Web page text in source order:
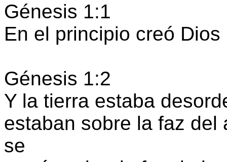
Génesis 1:1
En el principio creó
Génesis 1:2
Y la tierra estaba
estaban sobre la faz
se